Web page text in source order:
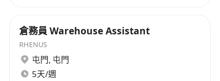
倉務員 Warehouse Assistant
RHENUS
屯門, 屯門
5天/週